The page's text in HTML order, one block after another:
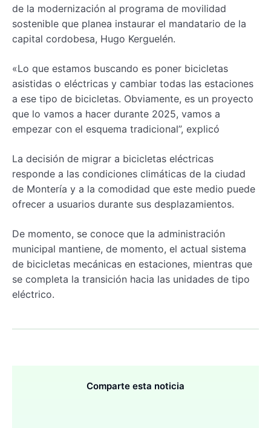
de la modernización al programa de movilidad
sostenible que planea instaurar el mandatario de la
capital cordobesa, Hugo Kerguelén.
«Lo que estamos buscando es poner bicicletas
asistidas o eléctricas y cambiar todas las estaciones
a ese tipo de bicicletas. Obviamente, es un proyecto
que lo vamos a hacer durante 2025, vamos a
empezar con el esquema tradicional”, explicó
La decisión de migrar a bicicletas eléctricas
responde a las condiciones climáticas de la ciudad
de Montería y a la comodidad que este medio puede
ofrecer a usuarios durante sus desplazamientos.
De momento, se conoce que la administración
municipal mantiene, de momento, el actual sistema
de bicicletas mecánicas en estaciones, mientras que
se completa la transición hacia las unidades de tipo
eléctrico.
Comparte esta noticia